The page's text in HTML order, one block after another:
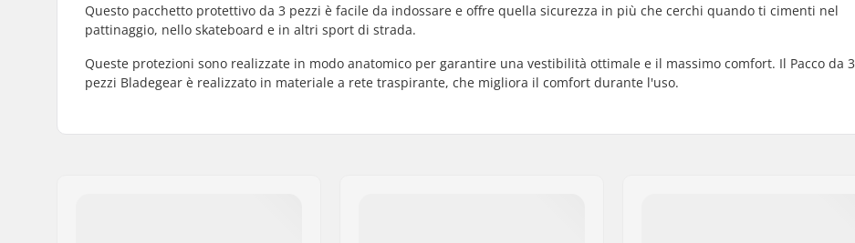
Questo pacchetto protettivo da 3 pezzi è facile da indossare e offre quella sicurezza in più che cerchi quando ti cimenti nel
pattinaggio, nello skateboard e in altri sport di strada.
Queste protezioni sono realizzate in modo anatomico per garantire una vestibilità ottimale e il massimo comfort. Il Pacco da 3
pezzi Bladegear è realizzato in materiale a rete traspirante, che migliora il comfort durante l'uso.